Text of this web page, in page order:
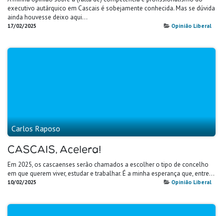
executivo autárquico em Cascais é sobejamente conhecida. Mas se dúvida
ainda houvesse deixo aqui…
17/02/2025 Opinião Liberal
Carlos Raposo
CASCAIS, Acelera!
Em 2025, os cascaenses serão chamados a escolher o tipo de concelho
em que querem viver, estudar e trabalhar. É a minha esperança que, entre…
10/02/2025 Opinião Liberal